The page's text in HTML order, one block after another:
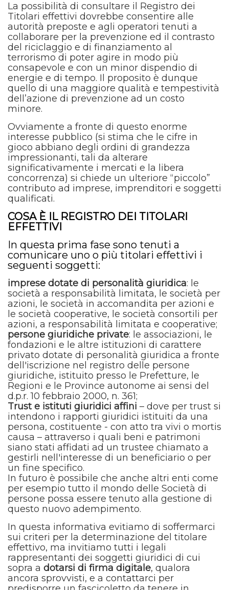
La possibilità di consultare il Registro dei
Titolari effettivi dovrebbe consentire alle
autorità preposte e agli operatori tenuti a
collaborare per la prevenzione ed il contrasto
del riciclaggio e di finanziamento al
terrorismo di poter agire in modo più
consapevole e con un minor dispendio di
energie e di tempo. Il proposito è dunque
quello di una maggiore qualità e tempestività
dell’azione di prevenzione ad un costo
minore.
Ovviamente a fronte di questo enorme
interesse pubblico (si stima che le cifre in
gioco abbiano degli ordini di grandezza
impressionanti, tali da alterare
significativamente i mercati e la libera
concorrenza) si chiede un ulteriore “piccolo”
contributo ad imprese, imprenditori e soggetti
qualificati.
COSA È IL REGISTRO DEI TITOLARI
EFFETTIVI
In questa prima fase sono tenuti a
comunicare uno o più titolari effettivi i
seguenti soggetti:
imprese dotate di personalità giuridica: le
società a responsabilità limitata, le società per
azioni, le società in accomandita per azioni e
le società cooperative, le società consortili per
azioni, a responsabilità limitata e cooperative;
persone giuridiche private: le associazioni, le
fondazioni e le altre istituzioni di carattere
privato dotate di personalità giuridica a fronte
dell'iscrizione nel registro delle persone
giuridiche, istituito presso le Prefetture, le
Regioni e le Province autonome ai sensi del
d.p.r. 10 febbraio 2000, n. 361;
Trust e istituti giuridici affini – dove per trust si
intendono i rapporti giuridici istituiti da una
persona, costituente - con atto tra vivi o mortis
causa – attraverso i quali beni e patrimoni
siano stati affidati ad un trustee chiamato a
gestirli nell'interesse di un beneficiario o per
un fine specifico.
In futuro è possibile che anche altri enti come
per esempio tutto il mondo delle Società di
persone possa essere tenuto alla gestione di
questo nuovo adempimento.
In questa informativa evitiamo di soffermarci
sui criteri per la determinazione del titolare
effettivo, ma invitiamo tutti i legali
rappresentanti dei soggetti giuridici di cui
sopra a dotarsi di firma digitale, qualora
ancora sprovvisti, e a contattarci per